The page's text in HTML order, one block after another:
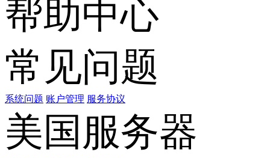
帮助中心
常见问题
系统问题 账户管理 服务协议
美国服务器